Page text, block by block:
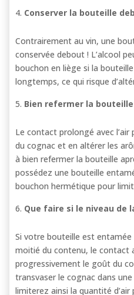
Conserver la bouteille
Contrairement au vin, une
conservée debout ! L’alcool
bouchon en liège si la
longtemps, ce qui risque
Bien refermer la
Le contact prolongé avec
du cognac et en altérer les
à bien refermer la bouteille
possédez une bouteille
bouchon hermétique pour
Que faire si le niveau de
Si votre bouteille est entamée
moitié du contenu, le contact
progressivement le goût du
transvaser le cognac dans
limiterez ainsi la quantité d’air